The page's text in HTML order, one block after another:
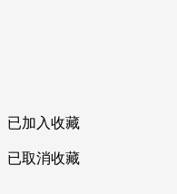
已加入收藏
已取消收藏